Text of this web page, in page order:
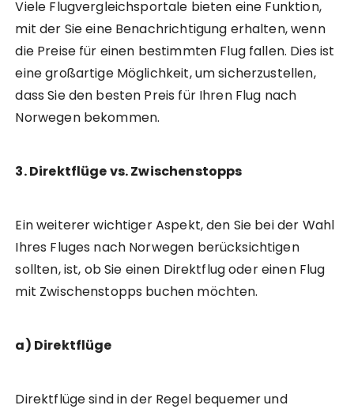
Viele Flugvergleichsportale bieten eine Funktion,
mit der Sie eine Benachrichtigung erhalten, wenn
die Preise für einen bestimmten Flug fallen. Dies ist
eine großartige Möglichkeit, um sicherzustellen,
dass Sie den besten Preis für Ihren Flug nach
Norwegen bekommen.
3. Direktflüge vs. Zwischenstopps
Ein weiterer wichtiger Aspekt, den Sie bei der Wahl
Ihres Fluges nach Norwegen berücksichtigen
sollten, ist, ob Sie einen Direktflug oder einen Flug
mit Zwischenstopps buchen möchten.
a) Direktflüge
Direktflüge sind in der Regel bequemer und